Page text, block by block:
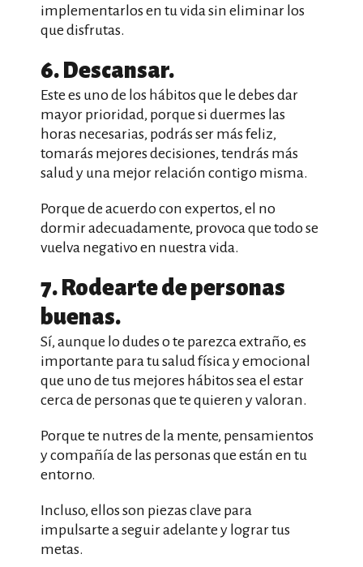
implementarlos en tu vida sin eliminar los
que disfrutas.
6. Descansar.
Este es uno de los hábitos que le debes dar
mayor prioridad, porque si duermes las
horas necesarias, podrás ser más feliz,
tomarás mejores decisiones, tendrás más
salud y una mejor relación contigo misma.
Porque de acuerdo con expertos, el no
dormir adecuadamente, provoca que todo se
vuelva negativo en nuestra vida.
7. Rodearte de personas
buenas.
Sí, aunque lo dudes o te parezca extraño, es
importante para tu salud física y emocional
que uno de tus mejores hábitos sea el estar
cerca de personas que te quieren y valoran.
Porque te nutres de la mente, pensamientos
y compañía de las personas que están en tu
entorno.
Incluso, ellos son piezas clave para
impulsarte a seguir adelante y lograr tus
metas.